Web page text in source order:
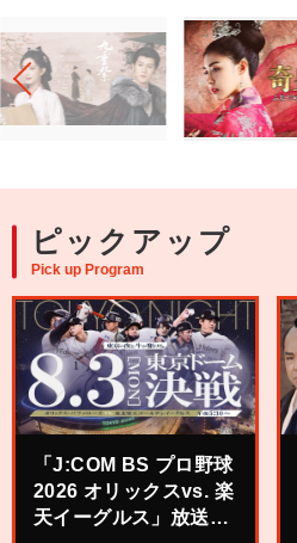
ピックアップ
Pick up Program
「J:COM BS プロ野球
2026 オリックスvs. 楽
天イーグルス」放送記